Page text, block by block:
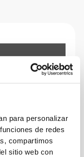
para personalizar
de redes
compartimos
sitio web con